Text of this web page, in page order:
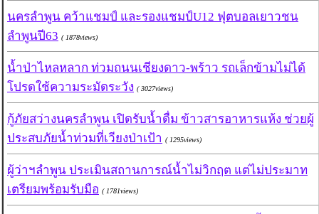
นครลำพูน คว้าแชมป์ และรองแชมป์U12 ฟุตบอลเยาวชน
ลำพูนปี63 ( 1878views)
น้ำป่าไหลหลาก ท่วมถนนเชียงดาว-พร้าว รถเล็กข้ามไม่ได้
โปรดใช้ความระมัดระวัง ( 3027views)
กู้ภัยสว่างนครลำพูน เปิดรับน้ำดื่ม ข้าวสารอาหารแห้ง ช่วยผู้
ประสบภัยน้ำท่วมที่เวียงป่าเป้า ( 1295views)
ผู้ว่าฯลำพูน ประเมินสถานการณ์น้ำไม่วิกฤต แต่ไม่ประมาท
เตรียมพร้อมรับมือ ( 1781views)